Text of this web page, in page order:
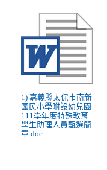
1) 嘉義縣太保市南新
國民小學附設幼兒園
111學年度特殊教育
學生助理人員甄選簡
章.doc